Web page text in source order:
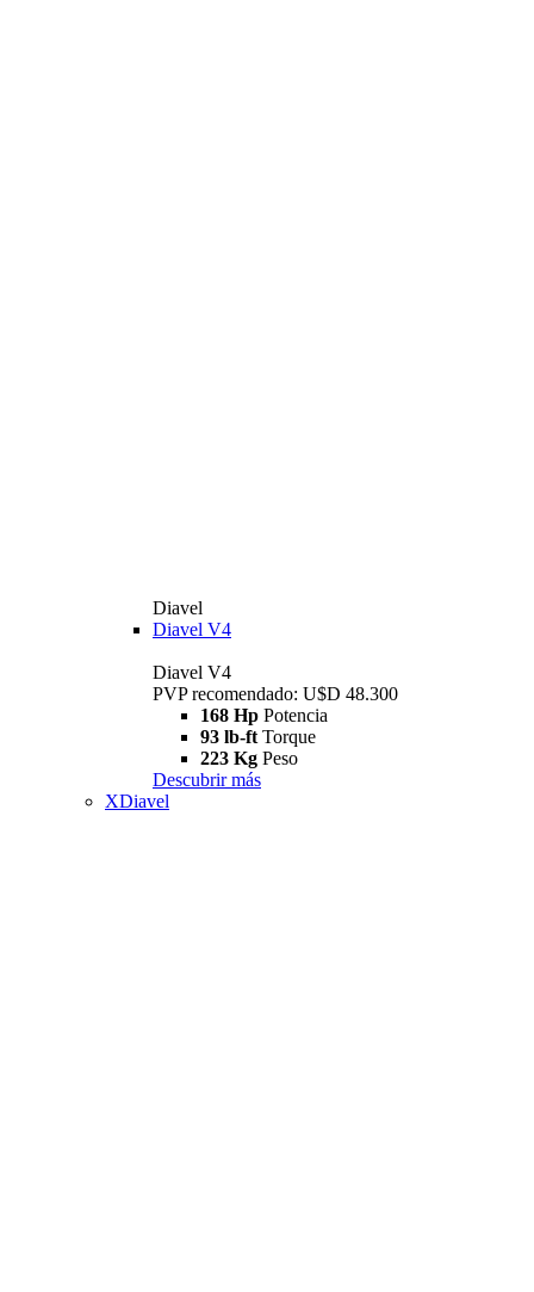
Diavel
Diavel V4
Diavel V4
PVP recomendado: U$D 48.300
168 Hp Potencia
93 lb-ft Torque
223 Kg Peso
Descubrir más
XDiavel